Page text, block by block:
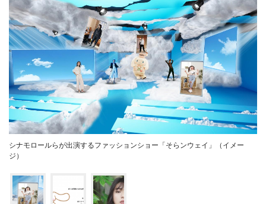
シナモロールらが出演するファッションショー「そらンウェイ」（イメー
ジ）